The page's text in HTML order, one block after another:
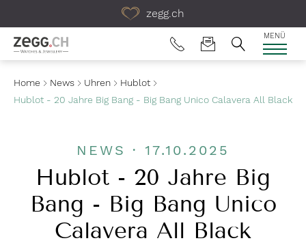
zegg.ch
MENÜ
Home News Uhren
Hublot
Hublot - 20 Jahre Big Bang - Big Bang Unico Calavera All Black
NEWS · 17.10.2025
Hublot - 20 Jahre Big
Bang - Big Bang Unico
Calavera All Black